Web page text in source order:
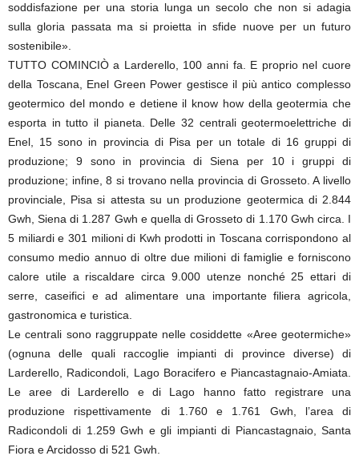
soddisfazione per una storia lunga un secolo che non si adagia
sulla gloria passata ma si proietta in sfide nuove per un futuro
sostenibile».
TUTTO COMINCIÒ a Larderello, 100 anni fa. E proprio nel cuore
della Toscana, Enel Green Power gestisce il più antico complesso
geotermico del mondo e detiene il know how della geotermia che
esporta in tutto il pianeta. Delle 32 centrali geotermoelettriche di
Enel, 15 sono in provincia di Pisa per un totale di 16 gruppi di
produzione; 9 sono in provincia di Siena per 10 i gruppi di
produzione; infine, 8 si trovano nella provincia di Grosseto. A livello
provinciale, Pisa si attesta su un produzione geotermica di 2.844
Gwh, Siena di 1.287 Gwh e quella di Grosseto di 1.170 Gwh circa. I
5 miliardi e 301 milioni di Kwh prodotti in Toscana corrispondono al
consumo medio annuo di oltre due milioni di famiglie e forniscono
calore utile a riscaldare circa 9.000 utenze nonché 25 ettari di
serre, caseifici e ad alimentare una importante filiera agricola,
gastronomica e turistica.
Le centrali sono raggruppate nelle cosiddette «Aree geotermiche»
(ognuna delle quali raccoglie impianti di province diverse) di
Larderello, Radicondoli, Lago Boracifero e Piancastagnaio-Amiata.
Le aree di Larderello e di Lago hanno fatto registrare una
produzione rispettivamente di 1.760 e 1.761 Gwh, l’area di
Radicondoli di 1.259 Gwh e gli impianti di Piancastagnaio, Santa
Fiora e Arcidosso di 521 Gwh.